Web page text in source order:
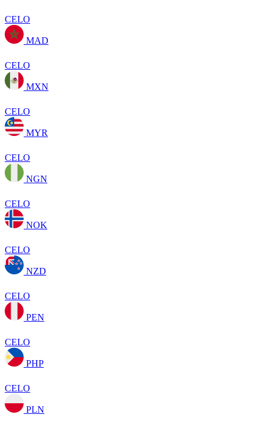
CELO
MAD
CELO
MXN
CELO
MYR
CELO
NGN
CELO
NOK
CELO
NZD
CELO
PEN
CELO
PHP
CELO
PLN